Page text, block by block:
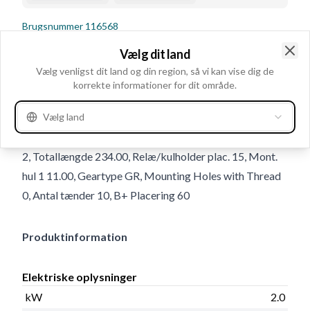
Brugsnummer 116568
Detaljer & beskrivelse
kW 2.0, Volt 12, Montage flange 60.00, Klemme 50 M6,
B+ M8x1.25, Rotation CR, Afstand 103.00, Antal mont.
huller 2 (0), Mont. hul 2 11.00, Afstand bag 202.00,
Drevafstand 29.00, Afstand for 32.00, Antal mont. huller
2, Totallængde 234.00, Relæ/kulholder plac. 15, Mont.
hul 1 11.00, Geartype GR, Mounting Holes with Thread
0, Antal tænder 10, B+ Placering 60
Produktinformation
Elektriske oplysninger
kW
2.0
Vælg dit land
Vælg venligst dit land og din region, så vi kan vise dig de
korrekte informationer for dit område.
Vælg land